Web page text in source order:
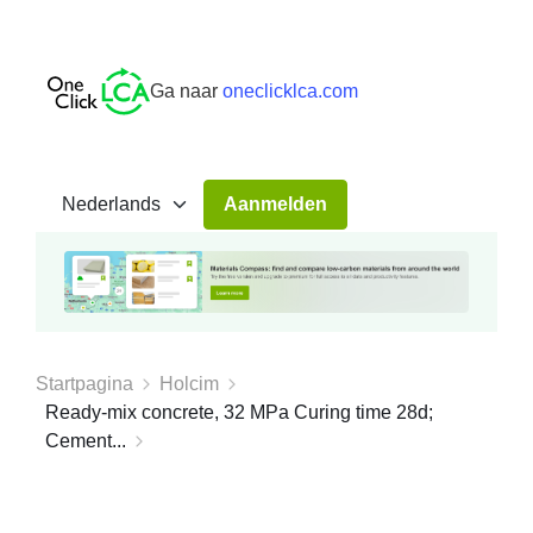
Ga naar oneclicklca.com
Aanmelden
Startpagina
Holcim
Ready-mix concrete, 32 MPa Curing time 28d;
Cement...